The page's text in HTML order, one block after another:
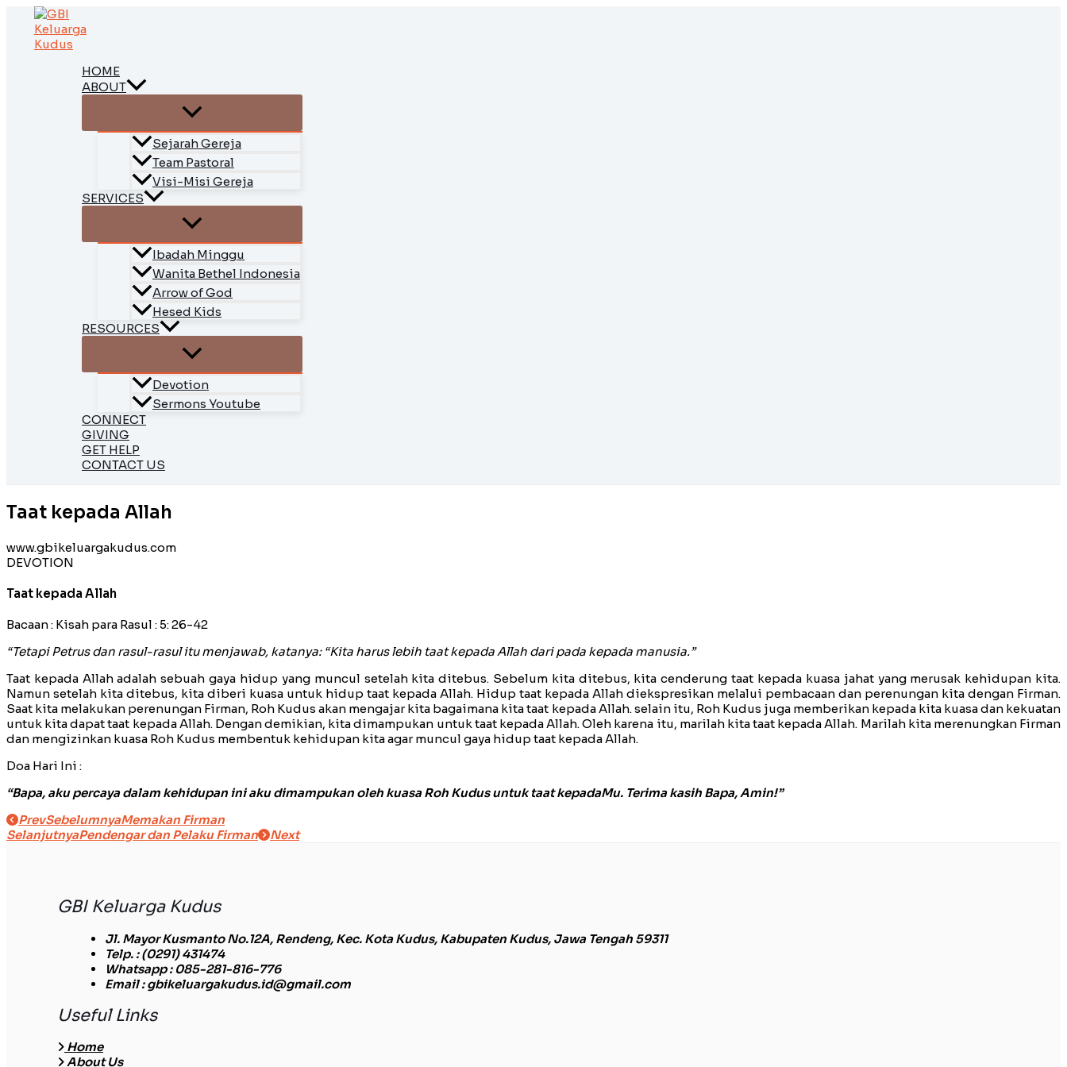
Skip
content
HOME
ABOUT
Sejarah Gereja
Team Pastoral
Visi-Misi Gereja
SERVICES
Ibadah Minggu
Wanita Bethel Indonesia
Arrow of God
Hesed Kids
RESOURCES
Devotion
Sermons Youtube
CONNECT
GIVING
GET HELP
CONTACT US
Taat kepada Allah
www.gbikeluargakudus.com
DEVOTION
Taat kepada Allah
Bacaan : Kisah para Rasul : 5: 26-42
“Tetapi Petrus dan rasul-rasul itu menjawab, katanya: “Kita harus lebih taat kepada Allah dari pada kepada manusia.”
Taat kepada Allah adalah sebuah gaya hidup yang muncul setelah kita ditebus. Sebelum kita ditebus, kita cenderung taat kepada kuasa jahat yang merusak kehidupan kita.
Namun setelah kita ditebus, kita diberi kuasa untuk hidup taat kepada Allah. Hidup taat kepada Allah diekspresikan melalui pembacaan dan perenungan kita dengan Firman.
Saat kita melakukan perenungan Firman, Roh Kudus akan mengajar kita bagaimana kita taat kepada Allah. selain itu, Roh Kudus juga memberikan kepada kita kuasa dan kekuatan
untuk kita dapat taat kepada Allah. Dengan demikian, kita dimampukan untuk taat kepada Allah. Oleh karena itu, marilah kita taat kepada Allah. Marilah kita merenungkan Firman
dan mengizinkan kuasa Roh Kudus membentuk kehidupan kita agar muncul gaya hidup taat kepada Allah.
Doa Hari Ini :
“Bapa, aku percaya dalam kehidupan ini aku dimampukan oleh kuasa Roh Kudus untuk taat kepadaMu. Terima kasih Bapa, Amin!”
PrevSebelumnyaMemakan Firman
SelanjutnyaPendengar dan Pelaku Firman Next
GBI Keluarga Kudus
Jl. Mayor Kusmanto No.12A, Rendeng, Kec. Kota Kudus, Kabupaten Kudus, Jawa Tengah 59311
Telp. : (0291) 431474
Whatsapp: 085-281-816-776
Email: gbikeluargakudus.id@gmail.com
Useful Links
Home
About Us